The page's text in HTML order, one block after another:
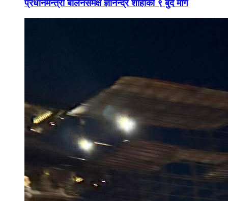
प्रधानमन्त्री बालेनसमक्ष ज्ञानेन्द्र शाहीको ९ बुँदे माग